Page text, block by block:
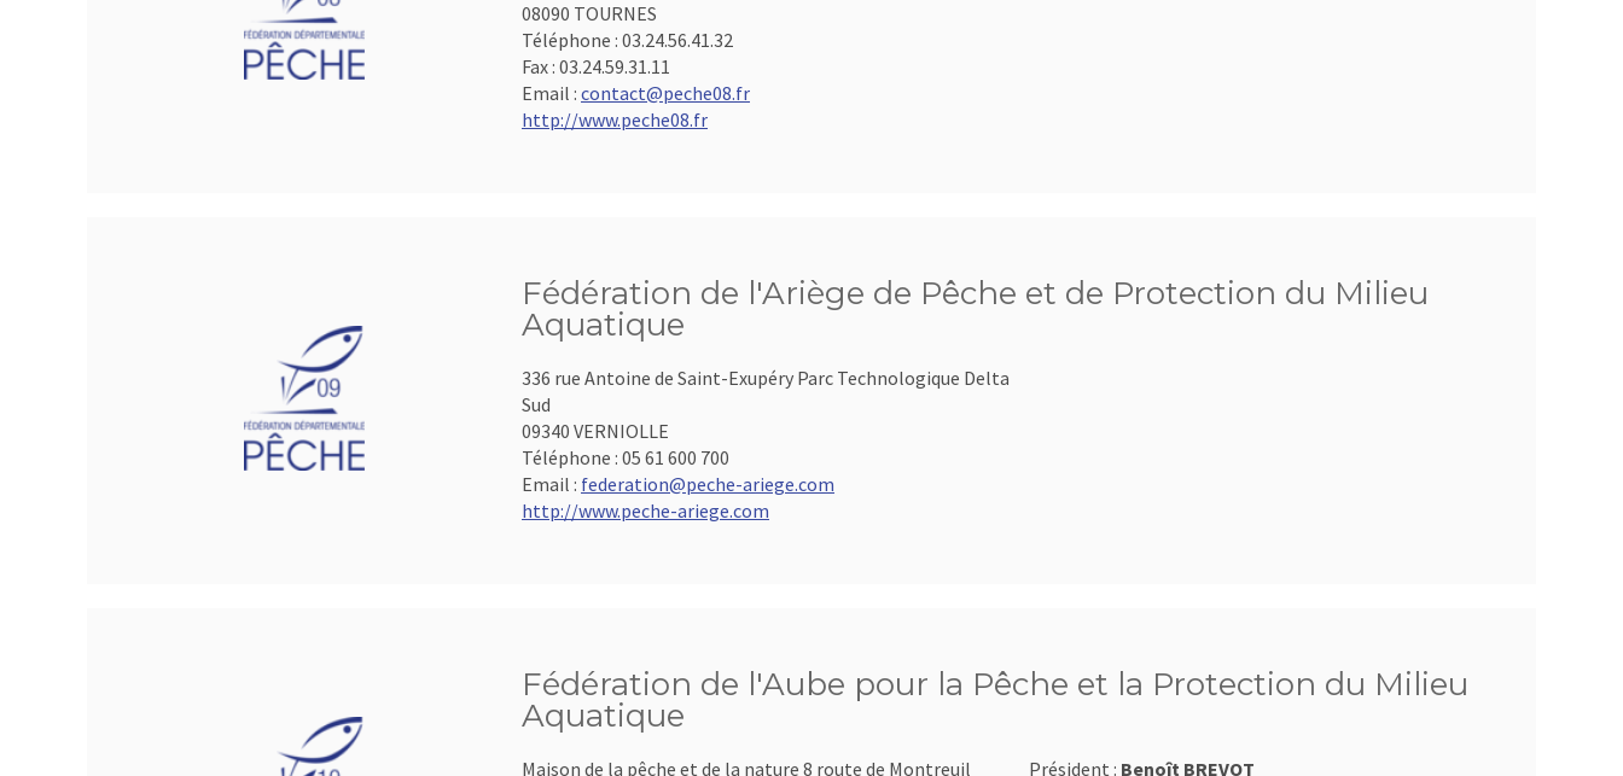
08090 TOURNES
Téléphone : 03.24.56.41.32
Fax : 03.24.59.31.11
Email : contact@peche08.fr
http://www.peche08.fr
Fédération de l'Ariège de Pêche et de Protection du Milieu
Aquatique
336 rue Antoine de Saint-Exupéry Parc Technologique Delta
Sud
09340 VERNIOLLE
Téléphone : 05 61 600 700
Email : federation@peche-ariege.com
http://www.peche-ariege.com
Fédération de l'Aube pour la Pêche et la Protection du Milieu
Aquatique
Maison de la pêche et de la nature 8 route de Montreuil Président : Benoît BREVOT